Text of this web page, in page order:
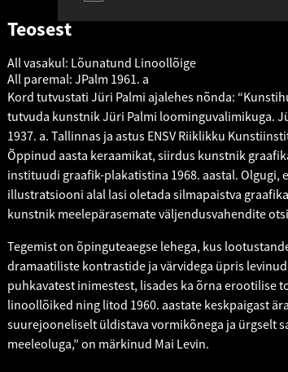
Teosest
All vasakul: Lõunatund Linoollõige
All paremal: JPalm 1961. a
Kord tutvustati Jüri Palmi ajalehes nõnda:
tutvuda kunstnik Jüri Palmi loominguvalimikuga.
1937. a. Tallinnas ja astus ENSV Riiklikku
Õppinud aasta keraamikat, siirdus kunstnik
instituudi graafik-plakatistina 1968. aastal. Olgugi,
illustratsiooni alal lasi oletada silmapaistva
kunstnik meelepärasemate väljendusvahendite
Tegemist on õpinguteaegse lehega, kus
dramaatiliste kontrastide ja värvidega üpris
puhkavatest inimestest, lisades ka õrna erootilise
linoollõiked ning litod 1960. aastate keskpaigast
suurejooneliselt üldistava vormikõnega ja ürgselt
meeleoluga,” on märkinud Mai Levin.